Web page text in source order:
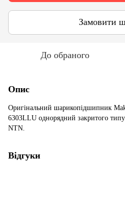
Замовити
До обраного
Опис
Оригінальний шарикопідшипник
6303LLU однорядний закритого
NTN.
Відгуки